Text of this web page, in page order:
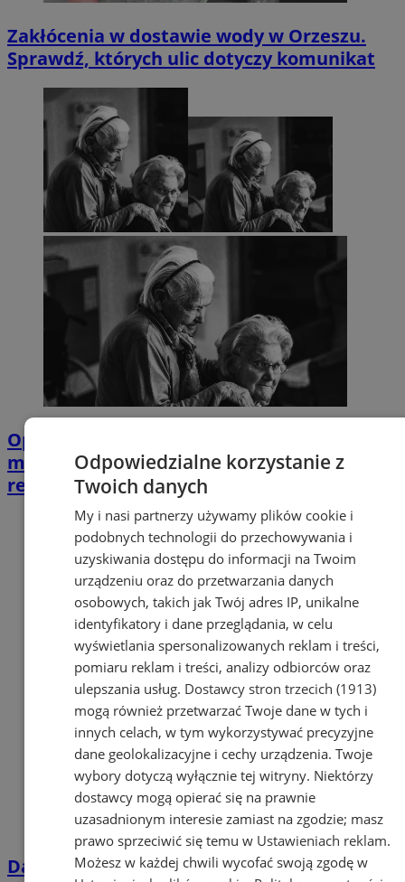
Zakłócenia w dostawie wody w Orzeszu.
Sprawdź, których ulic dotyczy komunikat
Opiekujesz się bliską osobą? Ta ankieta
może wpłynąć na przyszłe wsparcie w
regionie
Darmowe wakacyjne kino w Orzeszu. Na
Odpowiedzialne korzystanie z
Twoich danych
My i nasi partnerzy używamy plików cookie i
podobnych technologii do przechowywania i
uzyskiwania dostępu do informacji na Twoim
urządzeniu oraz do przetwarzania danych
osobowych, takich jak Twój adres IP, unikalne
identyfikatory i dane przeglądania, w celu
wyświetlania spersonalizowanych reklam i treści,
pomiaru reklam i treści, analizy odbiorców oraz
ulepszania usług. Dostawcy stron trzecich (1913)
mogą również przetwarzać Twoje dane w tych i
innych celach, w tym wykorzystywać precyzyjne
dane geolokalizacyjne i cechy urządzenia. Twoje
wybory dotyczą wyłącznie tej witryny. Niektórzy
dostawcy mogą opierać się na prawnie
uzasadnionym interesie zamiast na zgodzie; masz
prawo sprzeciwić się temu w Ustawieniach reklam.
Możesz w każdej chwili wycofać swoją zgodę w